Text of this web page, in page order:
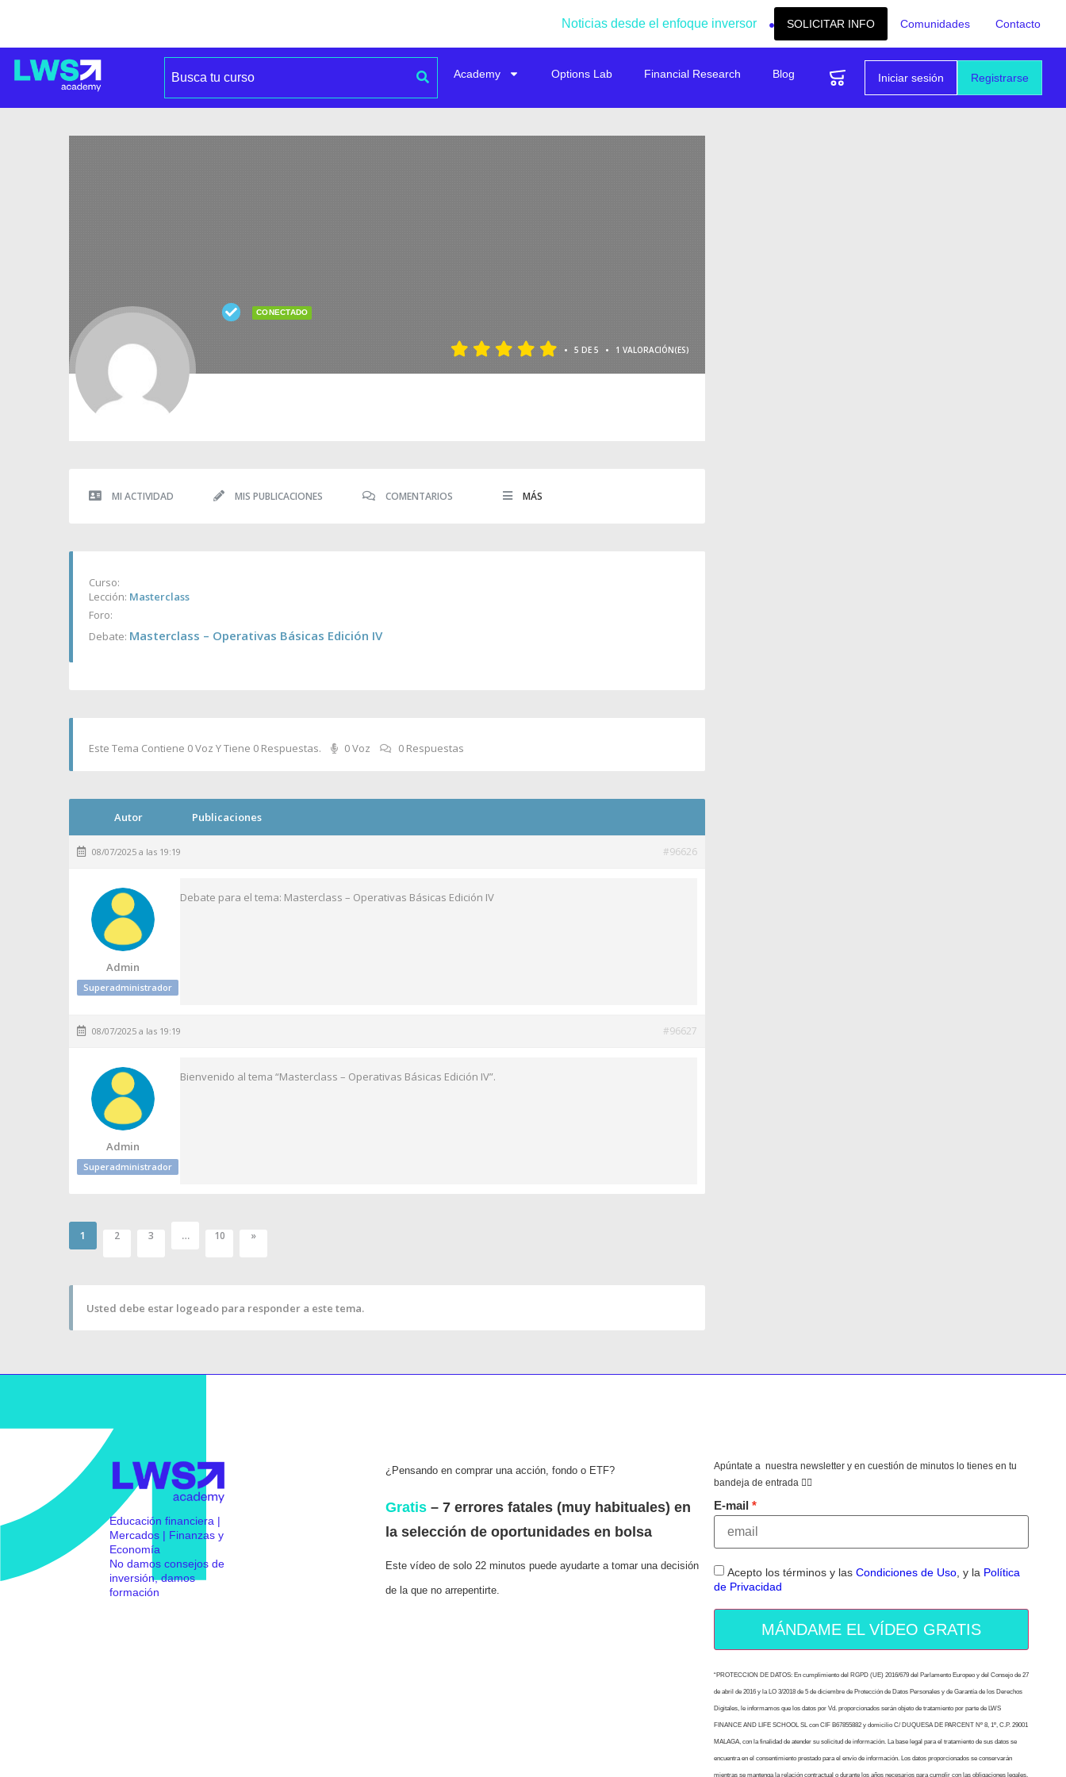
Noticias desde el enfoque inversor SOLICITAR INFO Comunidades Contacto
Registrarse
Iniciar sesión
Academy Options Lab Financial Research Blog
CONECTADO
• 5 DE 5 • 1 VALORACIÓN(ES)
MI ACTIVIDAD MIS PUBLICACIONES COMENTARIOS MÁS
Curso:
Lección: Masterclass
Foro:
Debate: Masterclass – Operativas Básicas Edición IV
Este Tema Contiene 0 Voz Y Tiene 0 Respuestas. 0 Voz 0 Respuestas
Autor Publicaciones
08/07/2025 a las 19:19 #96626
Admin
Superadministrador
Debate para el tema: Masterclass – Operativas Básicas Edición IV
08/07/2025 a las 19:19 #96627
Admin
Superadministrador
Bienvenido al tema “Masterclass – Operativas Básicas Edición IV”.
1 2 3 … 10 »
Usted debe estar logeado para responder a este tema.
Educación financiera |
Mercados | Finanzas y
Economía
No damos consejos de
inversión, damos
formación
¿Pensando en comprar una acción, fondo o ETF?
Gratis– 7 errores fatales (muy habituales) en
la selección de oportunidades en bolsa
Este vídeo de solo 22 minutos puede ayudarte a tomar una decisión
de la que no arrepentirte.
Apúntate a nuestra newsletter y en cuestión de minutos lo tienes en tu
bandeja de entrada 👇🏻
E-mail
Acepto los términos y las Condiciones de Uso, y la Política
de Privacidad
MÁNDAME EL VÍDEO GRATIS
“PROTECCION DE DATOS: En cumplimiento del RGPD (UE) 2016/679 del Parlamento Europeo y del Consejo de 27
de abril de 2016 y la LO 3/2018 de 5 de diciembre de Protección de Datos Personales y de Garantía de los Derechos
Digitales, le informamos que los datos por Vd. proporcionados serán objeto de tratamiento por parte de LWS
FINANCE AND LIFE SCHOOL SL con CIF B67855882 y domicilio C/ DUQUESA DE PARCENT Nº 8, 1º, C.P. 29001
MALAGA, con la finalidad de atender su solicitud de información. La base legal para el tratamiento de sus datos se
encuentra en el consentimiento prestado para el envío de información. Los datos proporcionados se conservarán
mientras se mantenga la relación contractual o durante los años necesarios para cumplir con las obligaciones legales.